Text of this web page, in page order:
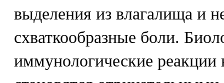
выделения из влагалища и
схваткообразные боли.
иммунологические реакции